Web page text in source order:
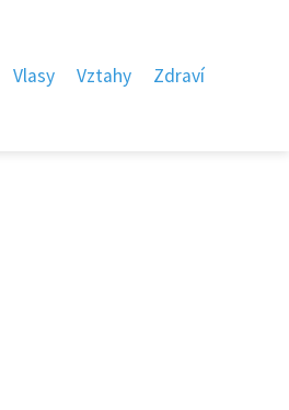
Vlasy Vztahy Zdraví